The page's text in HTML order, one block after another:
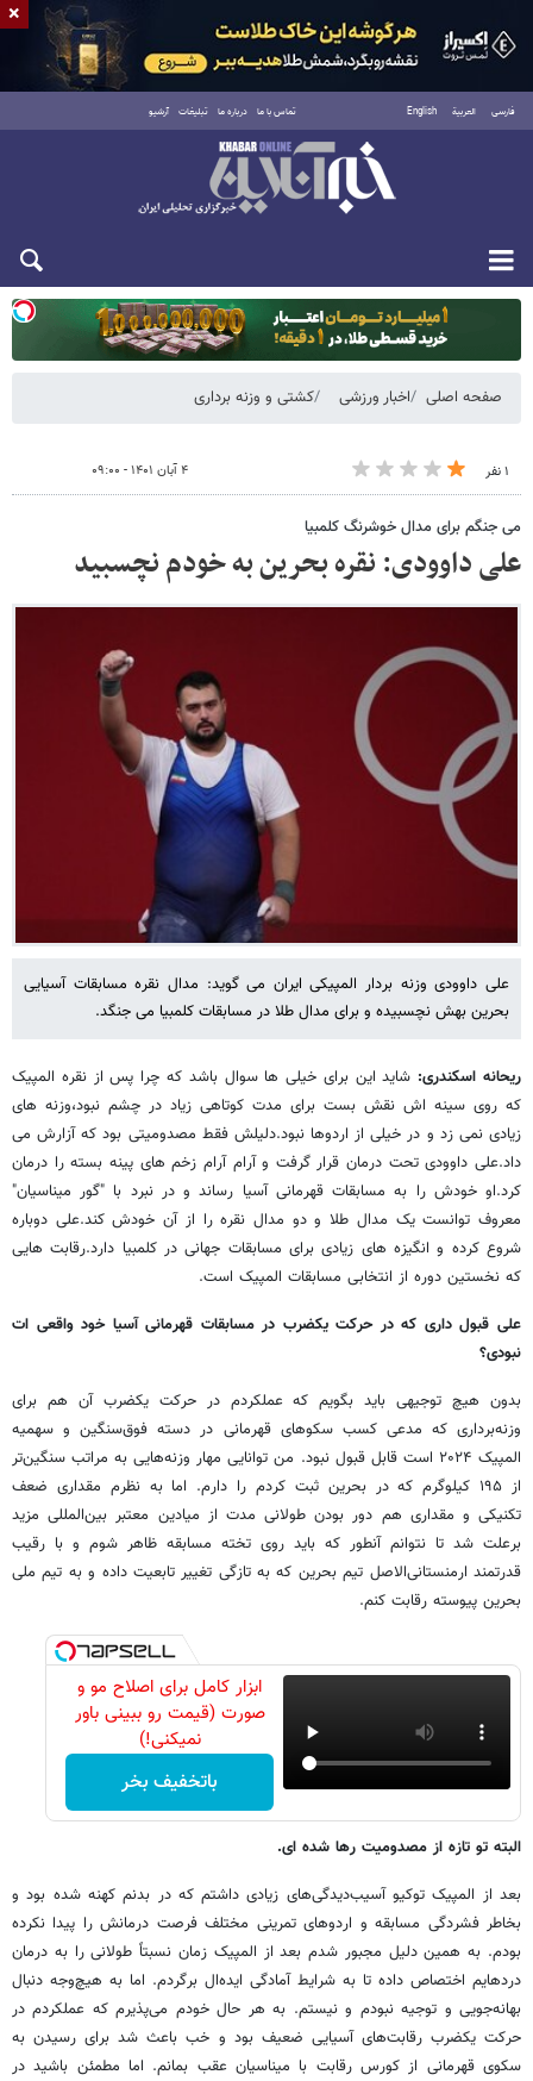
فارسی العربية English تماس با ما درباره ما تبلیغات آرشیو
یکشنبه ۱۸ مرداد ۱۴۰۵
صفحه اصلی اخبار ورزشی کشتی و وزنه‌ برداری
۱ نفر ۴ آبان ۱۴۰۱ - ۰۹:۰۰
می جنگم برای مدال خوشرنگ کلمبیا
علی داوودی: نقره بحرین به خودم نچسبید
علی داوودی وزنه بردار المپیکی ایران می گوید: مدال نقره مسابقات آسیایی
بحرین بهش نچسبیده و برای مدال طلا در مسابقات کلمبیا می جنگد.
ریحانه اسکندری: شاید این برای خیلی ها سوال باشد که چرا پس از نقره المپیک
که روی سینه اش نقش بست برای مدت کوتاهی زیاد در چشم نبود،وزنه های
زیادی نمی زد و در خیلی از اردوها نبود.دلیلش فقط مصدومیتی بود که آزارش می
داد.علی داوودی تحت درمان قرار گرفت و آرام آرام زخم های پینه بسته را درمان
کرد.او خودش را به مسابقات قهرمانی آسیا رساند و در نبرد با "گور میناسیان"
معروف توانست یک مدال طلا و دو مدال نقره را از آن خودش کند.علی دوباره
شروع کرده و انگیزه های زیادی برای مسابقات جهانی در کلمبیا دارد.رقابت هایی
که نخستین دوره از انتخابی مسابقات المپیک است.
علی قبول داری که در حرکت یکضرب در مسابقات قهرمانی آسیا خود واقعی ات
نبودی؟
بدون هیچ توجیهی باید بگویم که عملکردم در حرکت یکضرب آن هم برای
وزنه‌برداری که مدعی کسب سکوهای قهرمانی در دسته فوق‌سنگین و سهمیه
المپیک ۲۰۲۴ است قابل قبول نبود. من توانایی مهار وزنه‌هایی به مراتب سنگین‌تر
از ۱۹۵ کیلوگرم که در بحرین ثبت کردم را دارم. اما به نظرم مقداری ضعف
تکنیکی و مقداری هم دور بودن طولانی مدت از میادین معتبر بین‌المللی مزید
برعلت شد تا نتوانم آنطور که باید روی تخته مسابقه ظاهر شوم و با رقیب
قدرتمند ارمنستانی‌الاصل تیم بحرین که به تازگی تغییر تابعیت داده و به تیم ملی
بحرین پیوسته رقابت کنم.
ابزار کامل برای اصلاح مو و
صورت (قیمت رو ببینی باور
نمیکنی!)
باتخفیف بخر
البته تو تازه از مصدومیت رها شده ای.
بعد از المپیک توکیو آسیب‌دیدگی‌های زیادی داشتم که در بدنم کهنه شده بود و
بخاطر فشردگی مسابقه و اردوهای تمرینی مختلف فرصت درمانش را پیدا نکرده
بودم. به همین دلیل مجبور شدم بعد از المپیک زمان نسبتاً طولانی را به درمان
دردهایم اختصاص داده تا به شرایط آمادگی ایده‌ال برگردم. اما به هیچ‌وجه دنبال
بهانه‌جویی و توجیه نبودم و نیستم. به هر حال خودم می‌پذیرم که عملکردم در
حرکت یکضرب رقابت‌های آسیایی ضعیف بود و خب باعث شد برای رسیدن به
سکوی قهرمانی از کورس رقابت با میناسیان عقب بمانم. اما مطمئن باشید در
×